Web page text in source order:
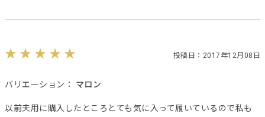
投稿日：2017年12月08日
バリエーション： マロン
以前夫用に購入したところとても気に入って履いているので私も